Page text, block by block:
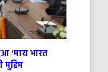
‘माय भारत
मुहिम